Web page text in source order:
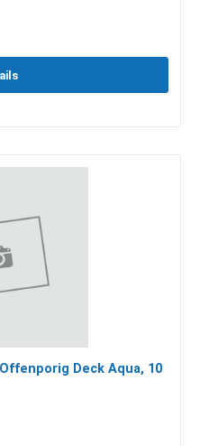
Deck Aqua, 10